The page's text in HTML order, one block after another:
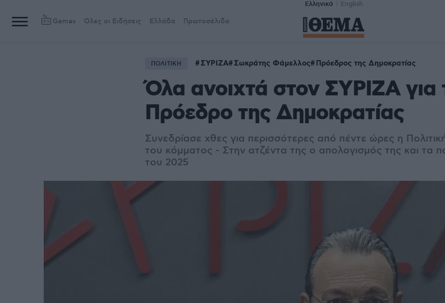
Ελληνικά English
Games Όλες οι Ειδήσεις Ελλάδα Πρωτοσέλιδα
ΠΟΛΙΤΙΚΗ ΣΥΡΙΖΑ Σωκράτης Φάμελλος Πρόεδρος της Δημοκρατίας
Όλα ανοιχτά στον ΣΥΡΙΖΑ για
Πρόεδρο της Δημοκρατίας
Συνεδρίασε χθες για περισσότερες από πέντε ώρες η
του κόμματος - Στην ατζέντα της ο απολογισμός της και τα
του 2025